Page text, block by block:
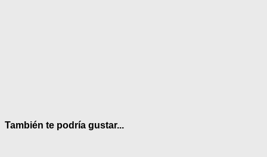
También te podría gustar...